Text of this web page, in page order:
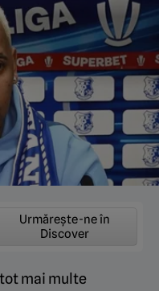
Urmărește-ne în
Discover
mai multe